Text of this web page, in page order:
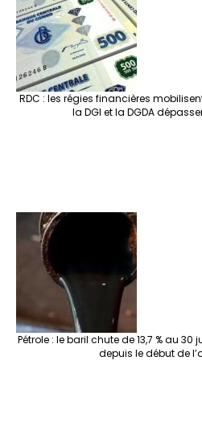
RDC : les régies financières
la DGI et la DGDA
Pétrole : le baril chute de 13,7 % au
depuis le début de